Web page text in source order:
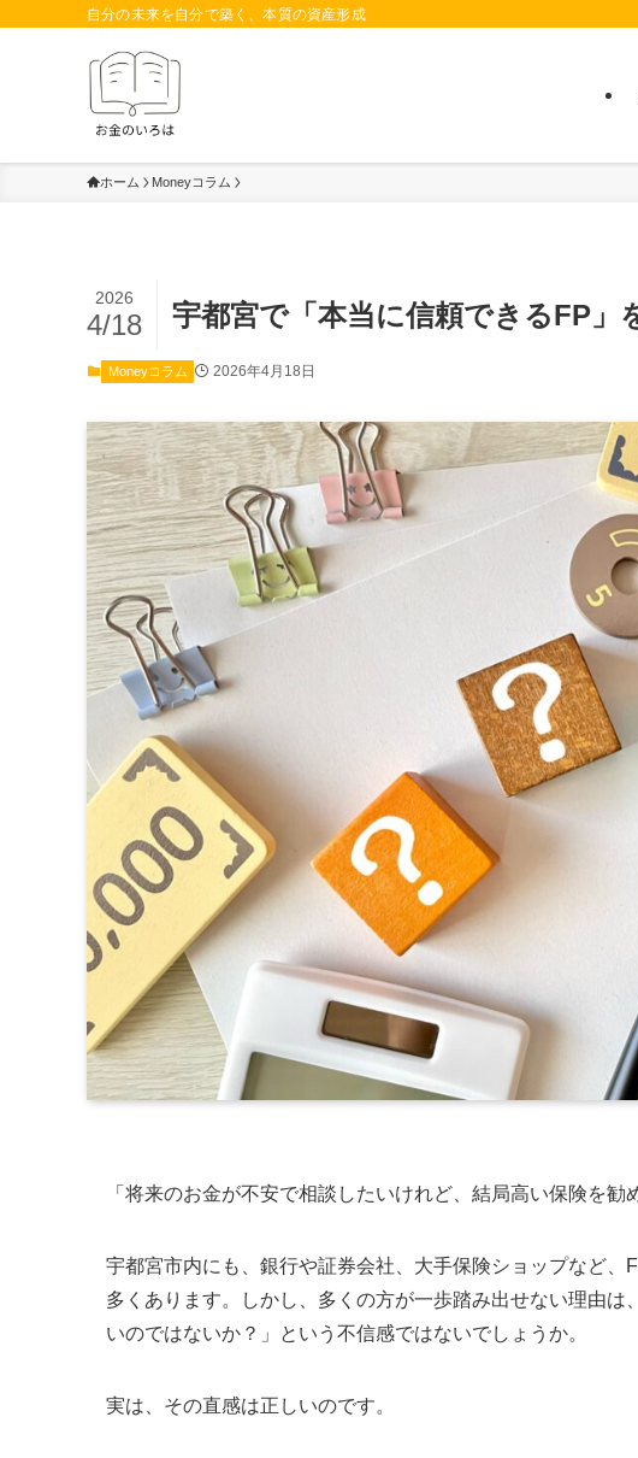
自分の未来を自分で築く、本質の資産形成
ホーム Moneyコラム
宇都宮で「本当に信頼できるFP」
2026
4/18
Moneyコラム 2026年4月18日
「将来のお金が不安で相談したいけれど、結局高い保険を
宇都宮市内にも、銀行や証券会社、大手保険ショップなど
多くあります。しかし、多くの方が一歩踏み出せない理由
いのではないか？」という不信感ではないでしょうか。
実は、その直感は正しいのです。